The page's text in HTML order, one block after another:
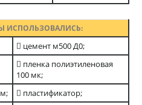
ИСПОЛЬЗОВАЛИСЬ:
цемент м500 Д0;
пленка полиэтиленовая
100 мк;
пластификатор;